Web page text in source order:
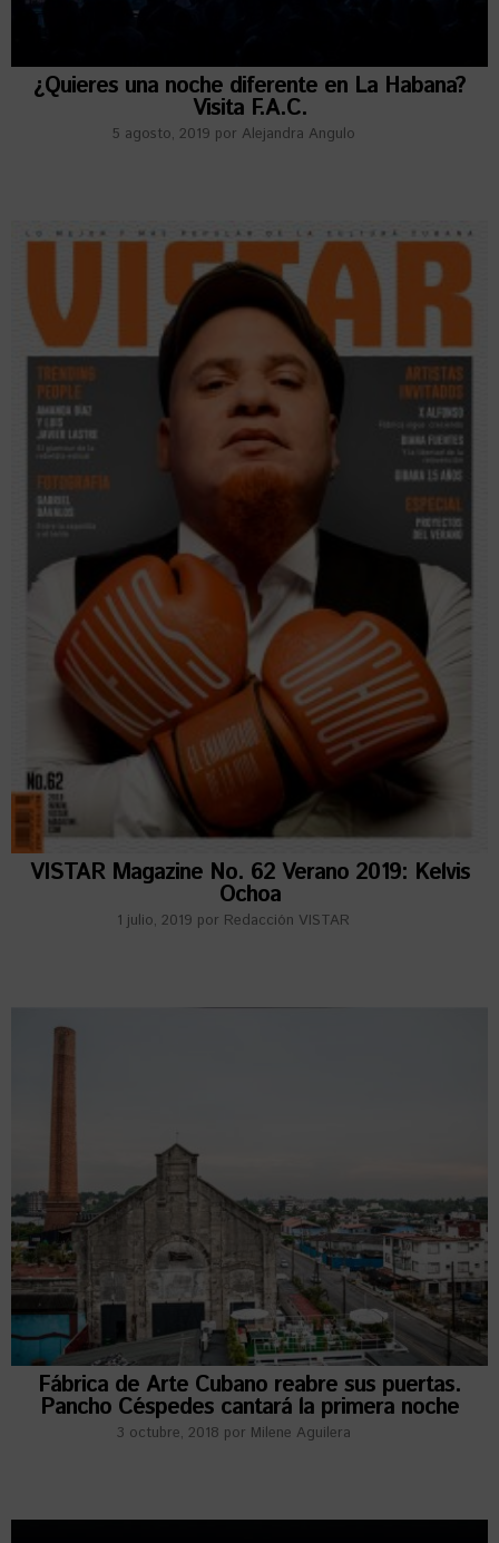
¿Quieres una noche diferente en La Habana?
Visita F.A.C.
5 agosto, 2019 por Alejandra Angulo
VISTAR Magazine No. 62 Verano 2019: Kelvis
Ochoa
1 julio, 2019 por Redacción VISTAR
Fábrica de Arte Cubano reabre sus puertas.
Pancho Céspedes cantará la primera noche
3 octubre, 2018 por Milene Aguilera